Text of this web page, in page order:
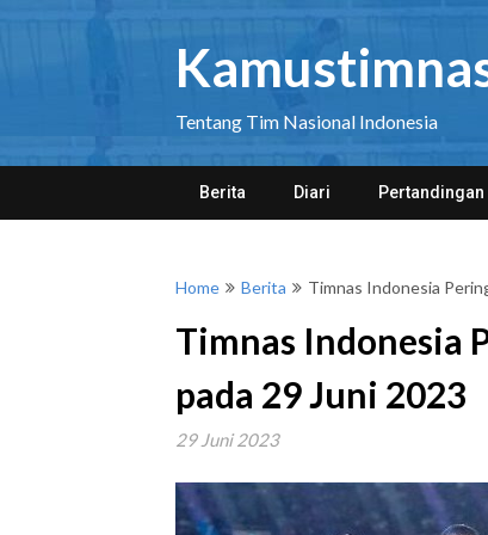
Tentang Tim Nasional Indonesia
Berita Diari Pertandingan
Home Berita Timnas Indonesia
Timnas Indonesia
pada 29 Juni 2023
29 Juni 2023